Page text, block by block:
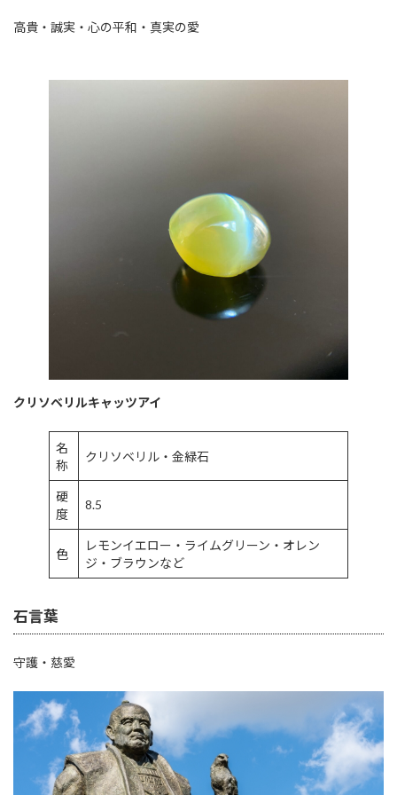
高貴・誠実・心の平和・真実の愛
クリソベリルキャッツアイ
名
称
クリソベリル・金緑石
硬
度
8.5
色
レモンイエロー・ライムグリーン・オレン
ジ・ブラウンなど
石言葉
守護・慈愛